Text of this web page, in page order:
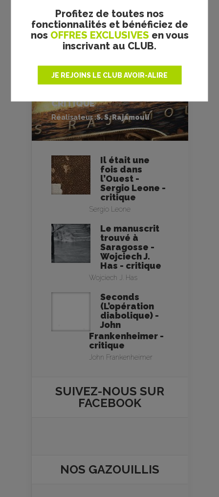
Profitez de toutes nos
fonctionnalités et bénéficiez de
nos OFFRES EXCLUSIVES en vous
inscrivant au CLUB.
JE REJOINS LE CLUB AVOIR-ALIRE
CRITIQUE
Réalisateur :S. S. Rajamouli
Il était une
fois dans
l’Ouest -
Sergio Leone -
critique
Sergio Leone
Le manuscrit
trouvé à
Saragosse -
Wojciech J.
Has - critique
Wojciech J. Has
Seconds
(L’opération
diabolique) -
John
Frankenheimer -
critique
John Frankenheimer
SUIVEZ-NOUS SUR
FACEBOOK
NOS GAZOUILLIS